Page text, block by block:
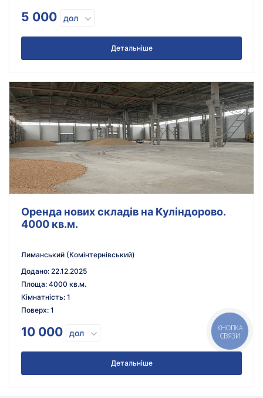
5 000 дол
Детальніше
Оренда нових складів на Куліндорово.
4000 кв.м.
Лиманський (Комінтернівський)
Додано: 22.12.2025
Площа: 4000 кв.м.
Кімнатність: 1
Поверх: 1
10 000 дол
Детальніше
КНОПКА
СВЯЗИ